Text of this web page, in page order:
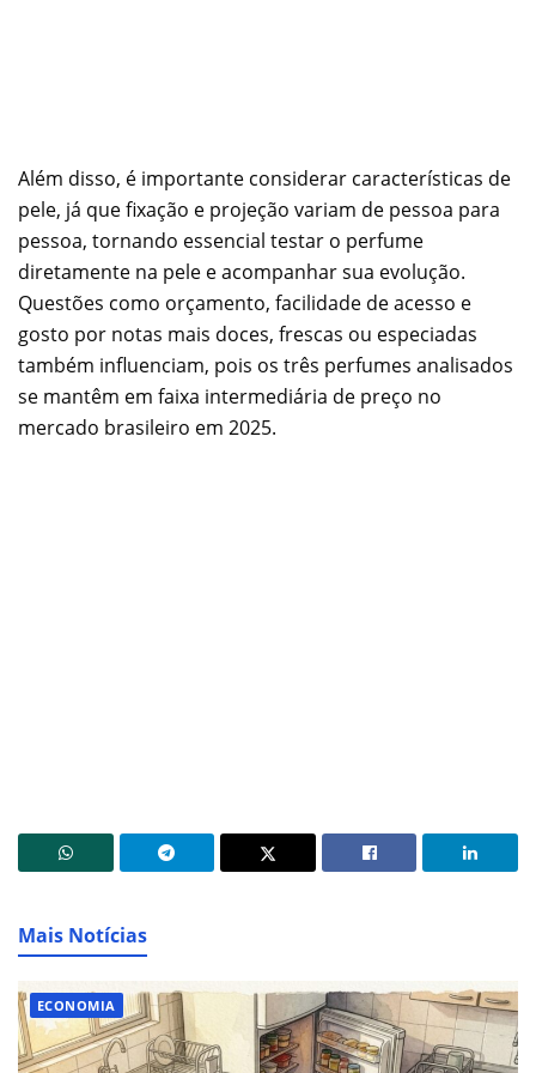
Além disso, é importante considerar características de
pele, já que fixação e projeção variam de pessoa para
pessoa, tornando essencial testar o perfume
diretamente na pele e acompanhar sua evolução.
Questões como orçamento, facilidade de acesso e
gosto por notas mais doces, frescas ou especiadas
também influenciam, pois os três perfumes analisados
se mantêm em faixa intermediária de preço no
mercado brasileiro em 2025.
Mais Notícias
ECONOMIA